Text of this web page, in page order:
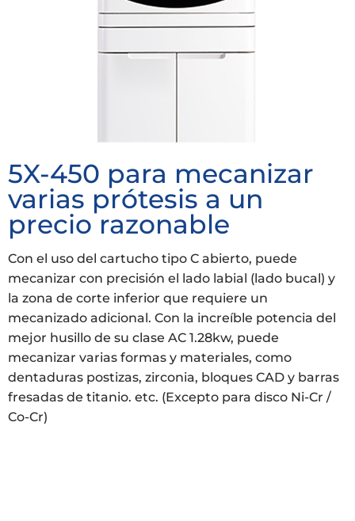
5X-450 para mecanizar
varias prótesis a un
precio razonable
Con el uso del cartucho tipo C abierto, puede
mecanizar con precisión el lado labial (lado bucal) y
la zona de corte inferior que requiere un
mecanizado adicional. Con la increíble potencia del
mejor husillo de su clase AC 1.28kw, puede
mecanizar varias formas y materiales, como
dentaduras postizas, zirconia, bloques CAD y barras
fresadas de titanio. etc. (Excepto para disco Ni-Cr /
Co-Cr)